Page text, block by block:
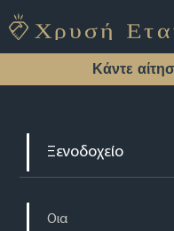
Κάντε